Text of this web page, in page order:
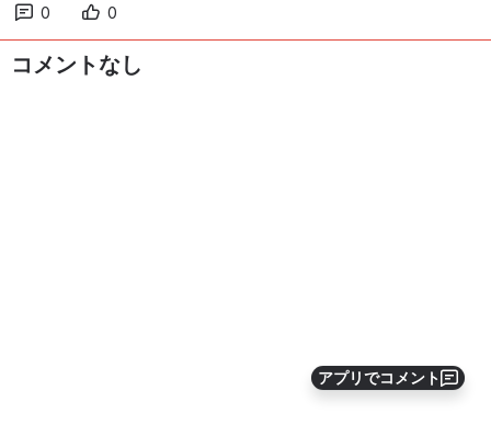
アプリでコメント
0 0
コメントなし